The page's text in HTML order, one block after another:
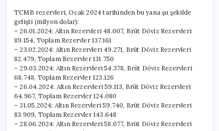
TCMB rezervleri, Ocak 2024 tarihinden bu yana şu şekilde
gelişti (milyon dolar):
– 26.01.2024: Altın Rezervleri 48.007, Brüt Döviz Rezervleri
89.154, Toplam Rezervler 137.161
– 23.02.2024: Altın Rezervleri 49.271, Brüt Döviz Rezervleri
82.479, Toplam Rezervler 131.750
– 29.03.2024: Altın Rezervleri 54.378, Brüt Döviz Rezervleri
68.748, Toplam Rezervler 123.126
– 26.04.2024: Altın Rezervleri 59.113, Brüt Döviz Rezervleri
64.967, Toplam Rezervler 124.080
– 31.05.2024: Altın Rezervleri 59.740, Brüt Döviz Rezervleri
83.909, Toplam Rezervler 143.648
– 28.06.2024: Altın Rezervleri 58.077, Brüt Döviz Rezervleri